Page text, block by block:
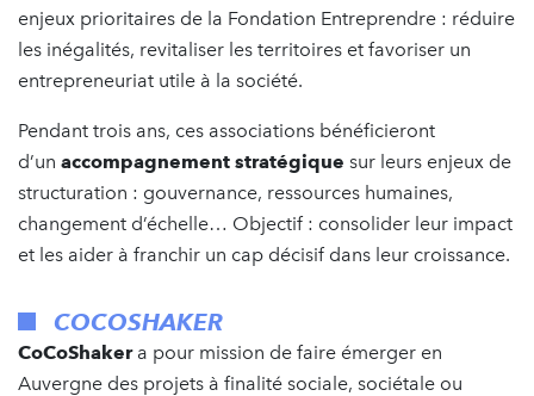
enjeux prioritaires de la Fondation Entreprendre : réduire
les inégalités, revitaliser les territoires et favoriser un
entrepreneuriat utile à la société.
Pendant trois ans, ces associations bénéficieront
d’un accompagnement stratégique sur leurs enjeux de
structuration : gouvernance, ressources humaines,
changement d’échelle… Objectif : consolider leur impact
et les aider à franchir un cap décisif dans leur croissance.
COCOSHAKER
CoCoShakera pour mission de faire émerger en
Auvergne des projets à finalité sociale, sociétale ou